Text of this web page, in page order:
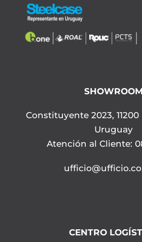
SHOWROOM
Constituyente 2023,
Uruguay
Atención al Cliente:
CENTRO